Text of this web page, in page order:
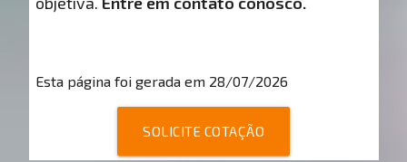
Esta página foi gerada em 28/07/2026
SOLICITE COTAÇÃO